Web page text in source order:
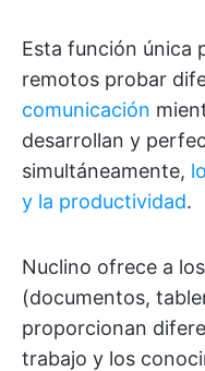
Esta función única
remotos probar
comunicación
desarrollan y
simultáneamente,
y la productividad.
Nuclino ofrece a
(documentos,
proporcionan
trabajo y los